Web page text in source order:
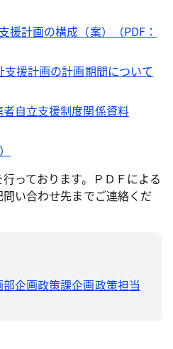
援計画の構成（案）（PDF：
援計画の計画期間について
者自立支援制度関係資料
っております。ＰＤＦによる
い合わせ先までご連絡くだ
部企画政策課企画政策担当